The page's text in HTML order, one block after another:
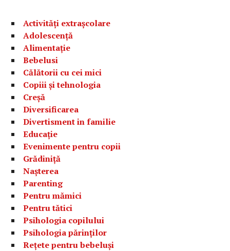
Activități extrașcolare
Adolescență
Alimentație
Bebelusi
Călătorii cu cei mici
Copiii și tehnologia
Creșă
Diversificarea
Divertisment in familie
Educație
Evenimente pentru copii
Grădiniță
Nașterea
Parenting
Pentru mămici
Pentru tătici
Psihologia copilului
Psihologia părinților
Rețete pentru bebeluși